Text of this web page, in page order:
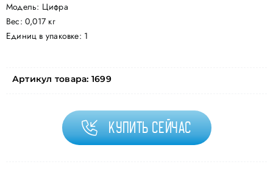
Модель: Цифра
Вес: 0,017 кг
Единиц в упаковке: 1
Артикул товара: 1699
Купить сейчас